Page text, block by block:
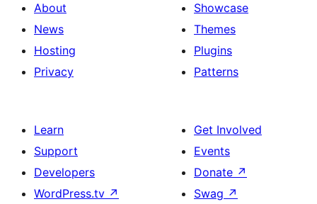
About
News
Hosting
Privacy
Showcase
Themes
Plugins
Patterns
Learn
Support
Developers
WordPress.tv ↗
Get Involved
Events
Donate ↗
Swag ↗